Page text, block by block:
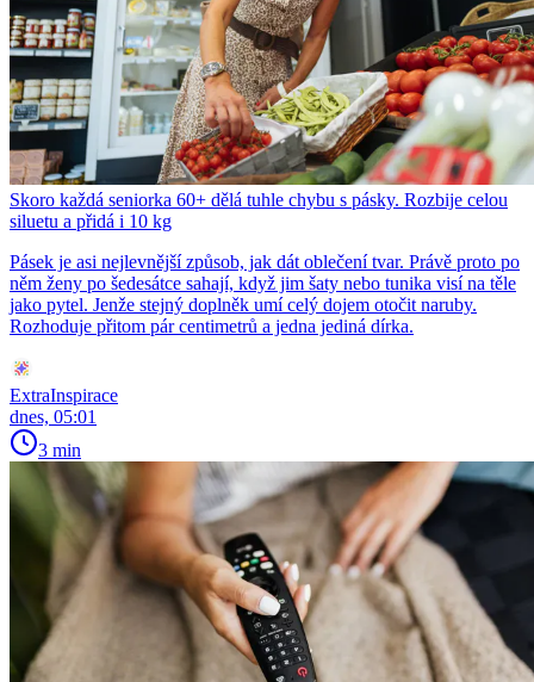
Skoro každá seniorka 60+ dělá tuhle chybu s pásky. Rozbije celou
siluetu a přidá i 10 kg
Pásek je asi nejlevnější způsob, jak dát oblečení tvar. Právě proto po
něm ženy po šedesátce sahají, když jim šaty nebo tunika visí na těle
jako pytel. Jenže stejný doplněk umí celý dojem otočit naruby.
Rozhoduje přitom pár centimetrů a jedna jediná dírka.
ExtraInspirace
dnes, 05:01
3 min